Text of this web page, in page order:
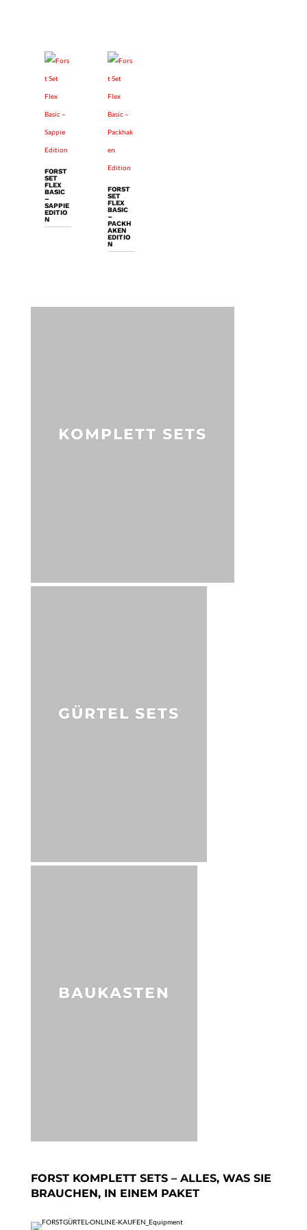
FORST
SET
FLEX
BASIC
–
SAPPIE
EDITIO
N
FORST
SET
FLEX
BASIC
–
PACKH
AKEN
EDITIO
N
KOMPLETT SETS
GÜRTEL SETS
BAUKASTEN
FORST KOMPLETT SETS – ALLES, WAS SIE
BRAUCHEN, IN EINEM PAKET